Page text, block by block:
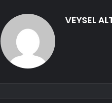
VEYSEL